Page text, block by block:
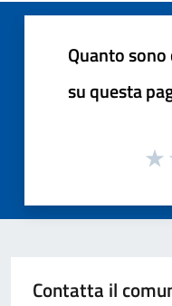
Quanto
su questa
Contatta il